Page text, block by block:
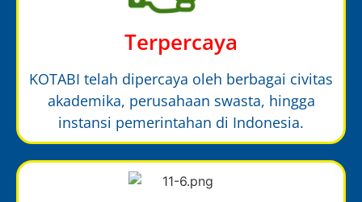
Terpercaya
KOTABI telah dipercaya oleh berbagai civitas
akademika, perusahaan swasta, hingga
instansi pemerintahan di Indonesia.